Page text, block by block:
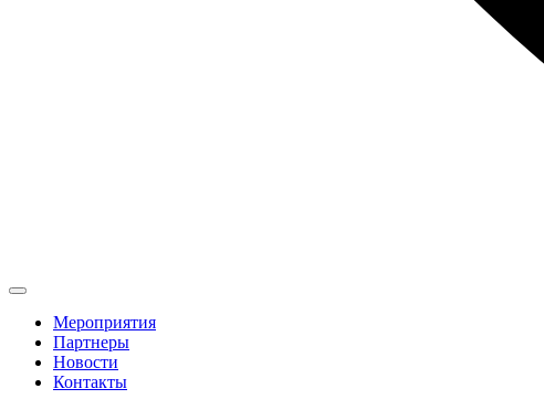
Мероприятия
Партнеры
Новости
Контакты